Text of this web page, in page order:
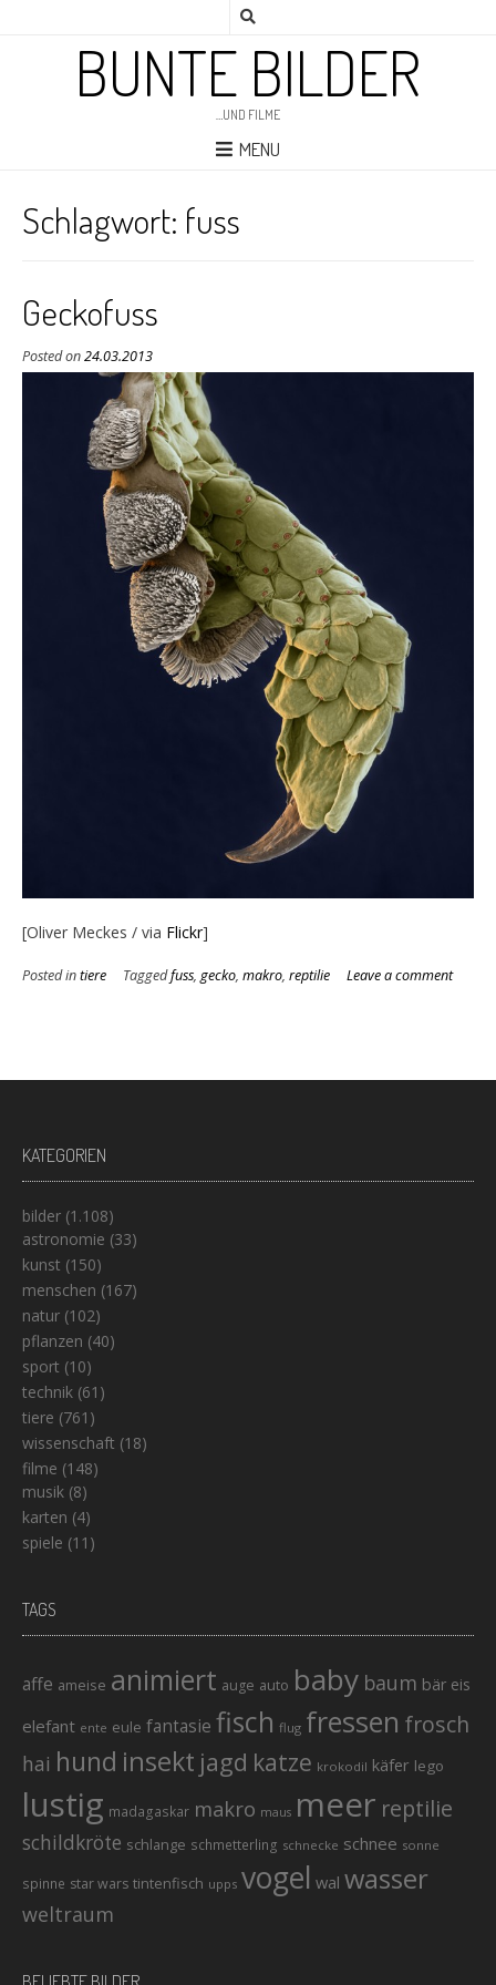
BUNTE BILDER
…UND FILME
MENU
Schlagwort: fuss
Geckofuss
Posted on24.03.2013
[Oliver Meckes / via Flickr]
Posted intiere Taggedfuss, gecko, makro, reptilie Leave a comment
KATEGORIEN
bilder (1.108)
astronomie (33)
kunst (150)
menschen (167)
natur (102)
pflanzen (40)
sport (10)
technik (61)
tiere (761)
wissenschaft (18)
filme (148)
musik (8)
karten (4)
spiele (11)
TAGS
affe ameise animiert auge auto baby baum bär eis
elefant ente eule fantasie fisch flug fressen frosch
hai hund insekt jagd katze krokodil käfer lego
lustig madagaskar makro maus meer reptilie
schildkröte schlange schmetterling schnecke schnee sonne
spinne star wars tintenfisch upps vogel wal wasser
weltraum